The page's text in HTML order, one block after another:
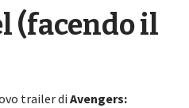
(facendo il
trailer di Avengers: